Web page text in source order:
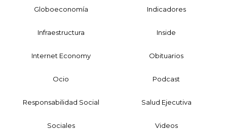
Globoeconomía Indicadores
Infraestructura Inside
Internet Economy Obituarios
Ocio Podcast
Responsabilidad Social Salud Ejecutiva
Sociales Videos